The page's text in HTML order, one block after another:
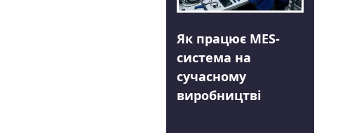
Як працює MES-
система на
сучасному
виробництві